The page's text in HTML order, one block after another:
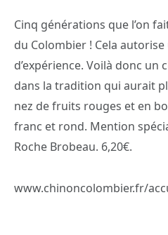
Cinq générations que l’on
du Colombier ! Cela
d’expérience. Voilà donc un
dans la tradition qui aurait
nez de fruits rouges et en
franc et rond. Mention
Roche Brobeau. 6,20€.
www.chinoncolombier.fr/